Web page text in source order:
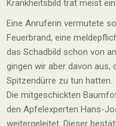
Krankheitsbild trat meist
Eine Anruferin vermutete
Feuerbrand, eine
das Schadbild schon von
gingen wir aber davon
Spitzendürre zu tun hatten.
Die mitgeschickten
den Apfelexperten Hans-
weitergeleitet. Dieser